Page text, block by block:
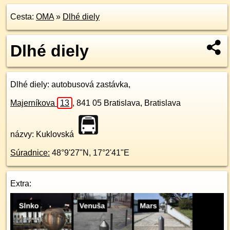
Cesta: OMA» Dlhé diely
Dlhé diely
Dlhé diely: autobusová zastávka,
Majerníkova 13 , 841 05 Bratislava, Bratislava
názvy: Kuklovská
Súradnice: 48°9'27"N , 17°2'41"E
Extra: